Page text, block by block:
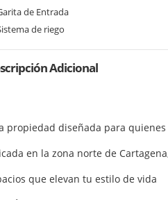
de Entrada
de riego
Adicional
propiedad diseñada para
en la zona norte de
que elevan tu estilo de vida